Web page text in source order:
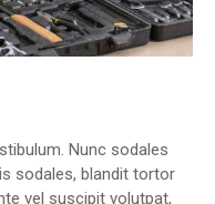
Nunc sodales
sodales, blandit tortor
vel suscipit volutpat,